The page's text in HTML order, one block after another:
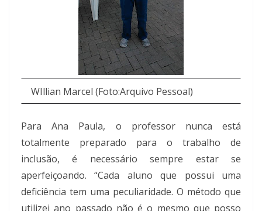
WIllian Marcel (Foto:Arquivo Pessoal)
Para Ana Paula, o professor nunca está
totalmente preparado para o trabalho de
inclusão, é necessário sempre estar se
aperfeiçoando. “Cada aluno que possui uma
deficiência tem uma peculiaridade. O método que
utilizei ano passado não é o mesmo que posso